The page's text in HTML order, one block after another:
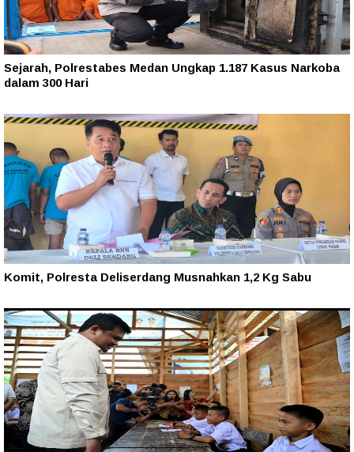
Sejarah, Polrestabes Medan Ungkap 1.187 Kasus Narkoba
dalam 300 Hari
Komit, Polresta Deliserdang Musnahkan 1,2 Kg Sabu